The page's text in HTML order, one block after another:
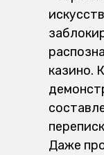
казино.
Даже